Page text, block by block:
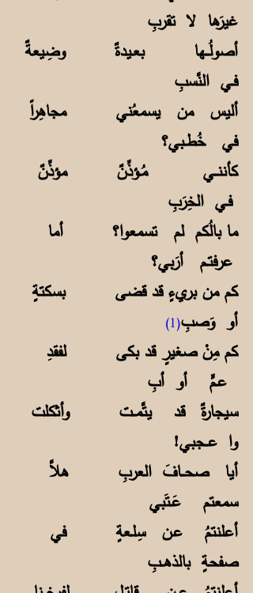
غيرَها لا تقربِ
أصولُــها بعـيدةٌ وضِيعةٌ
فـي النَّسبِ
أليس من يسمعُني مجاهِراً
في خُطـبي؟
كأننــي مُـؤذِّنٌ مؤذِّنٌ
فـي الخِرَبِ
ما بالُكم لم تسمعوا؟ أما
عرفتـم أرَبي؟
كم من بريءٍ قد قضى بسكتةٍ
أو وَصبِ(1)
كم مِنْ صغيرٍ قد بكى لفقدِ
عـمٍّ أو أبِ
سيجارةٌ قد يتَّمــت وأثكلت
وا عــجبي!
أيا صحــافَ العربِ هلاَّ
سمعتم عَـتَبي
أعلنتمُ عـن سِلـعةٍ في
صفحةٍ بالذهــبِ